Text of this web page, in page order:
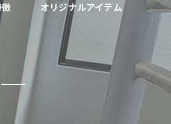
クササイズ
ソナル
ディメイク
オリジナルアイテム